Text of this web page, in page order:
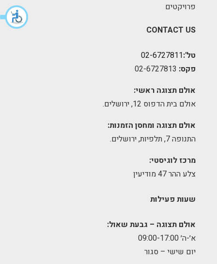
פרויקטים
CONTACT US
טל':02-6727811
פקס:
אולם תצוגה ראשי:
אולם בית הדפוס 12, ירושלים.
אולם תצוגה ומחסן הזמנות:
התנופה 7, תלפיות, ירושלים.
מרכז לוגיסטי:
צלע ההר 47 מודיעין
שעות פעילות
אולם תצוגה – גבעת שאול:
א׳-ה׳ 09:00-17:00
יום שישי – סגור